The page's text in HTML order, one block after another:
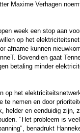
Maxime Verhagen
week een stop aan
op het
afname kunnen
Bovendien gaat
betaling minder
op het
te nemen en door
helder en eenduidig zijn,
"Het probleem is veel
benadrukt